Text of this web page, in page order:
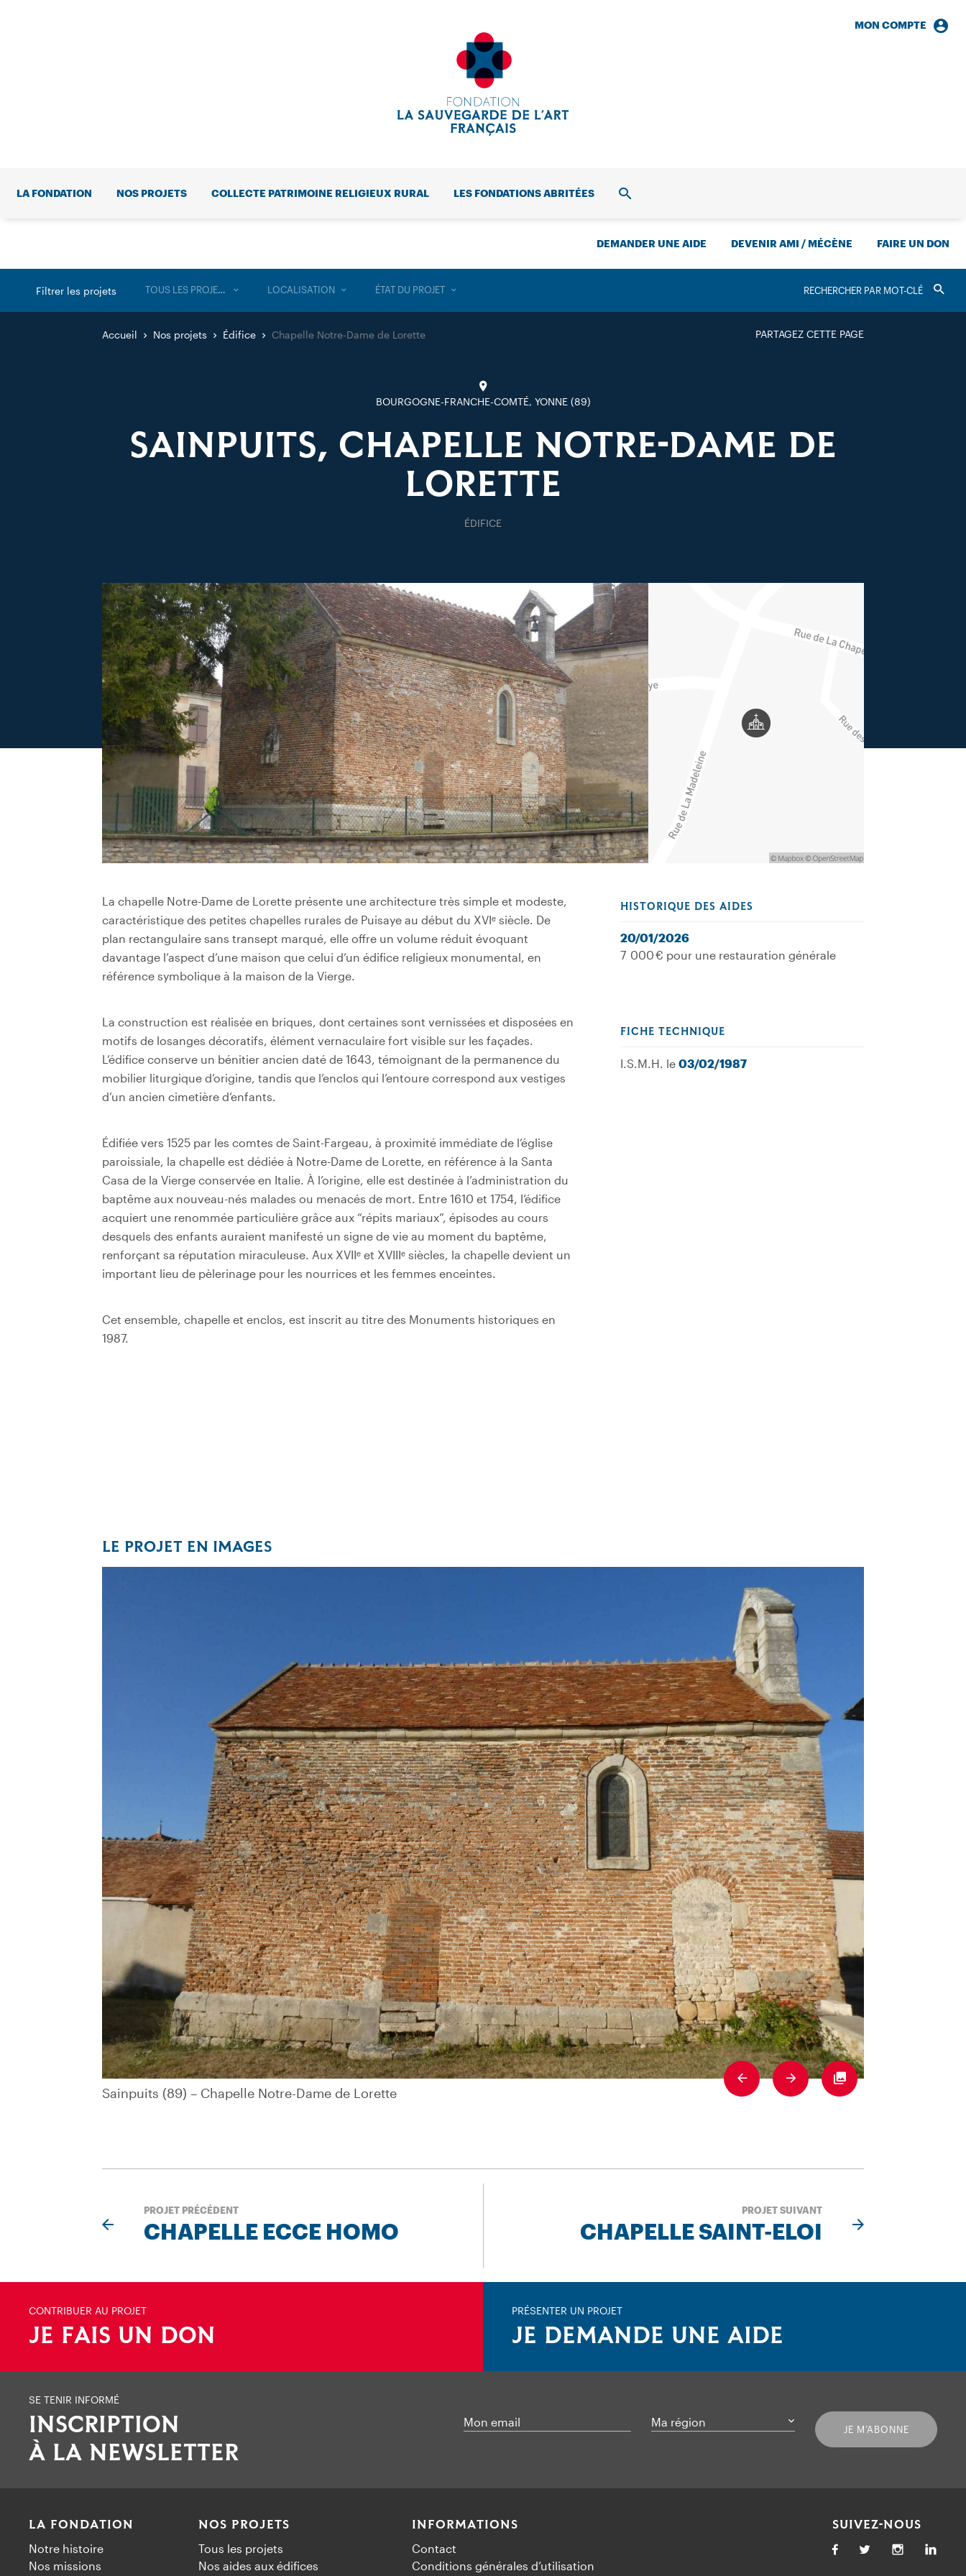
MON COMPTE
LA FONDATION NOS PROJETS COLLECTE PATRIMOINE RELIGIEUX RURAL LES FONDATIONS ABRITÉES RECHERCHE
DEMANDER UNE AIDE DEVENIR AMI / MÉCÈNE FAIRE UN DON
Filtrer les projets
Valider
TOUS LES PROJETS LOCALISATION ÉTAT DU PROJET
PARTAGEZ CETTE PAGE
Accueil Nos projets Édifice Chapelle Notre-Dame de Lorette
BOURGOGNE-FRANCHE-COMTÉ, YONNE (89)
SAINPUITS, CHAPELLE NOTRE-DAME DE
LORETTE
ÉDIFICE
La chapelle Notre-Dame de Lorette présente une architecture très simple et modeste,
caractéristique des petites chapelles rurales de Puisaye au début du XVIᵉ siècle. De
plan rectangulaire sans transept marqué, elle offre un volume réduit évoquant
davantage l’aspect d’une maison que celui d’un édifice religieux monumental, en
référence symbolique à la maison de la Vierge.
La construction est réalisée en briques, dont certaines sont vernissées et disposées en
motifs de losanges décoratifs, élément vernaculaire fort visible sur les façades.
L’édifice conserve un bénitier ancien daté de 1643, témoignant de la permanence du
mobilier liturgique d’origine, tandis que l’enclos qui l’entoure correspond aux vestiges
d’un ancien cimetière d’enfants.
Édifiée vers 1525 par les comtes de Saint-Fargeau, à proximité immédiate de l’église
paroissiale, la chapelle est dédiée à Notre-Dame de Lorette, en référence à la Santa
Casa de la Vierge conservée en Italie. À l’origine, elle est destinée à l’administration du
baptême aux nouveau-nés malades ou menacés de mort. Entre 1610 et 1754, l’édifice
acquiert une renommée particulière grâce aux “répits mariaux”, épisodes au cours
desquels des enfants auraient manifesté un signe de vie au moment du baptême,
renforçant sa réputation miraculeuse. Aux XVIIᵉ et XVIIIᵉ siècles, la chapelle devient un
important lieu de pèlerinage pour les nourrices et les femmes enceintes.
Cet ensemble, chapelle et enclos, est inscrit au titre des Monuments historiques en
1987.
HISTORIQUE DES AIDES
20/01/2026
7 000 € pour une restauration générale
FICHE TECHNIQUE
I.S.M.H. le 03/02/1987
LE PROJET EN IMAGES
Sainpuits (89) – Chapelle Notre-Dame de Lorette
PreviousNext Fullscreen
Sainpuits (89) – Chapelle Notre-Dame de Lorette
PROJET PRÉCÉDENT
CHAPELLE ECCE HOMO
PROJET SUIVANT
CHAPELLE SAINT-ELOI
CONTRIBUER AU PROJET
JE FAIS UN DON
PRÉSENTER UN PROJET
JE DEMANDE UNE AIDE
SE TENIR INFORMÉ
INSCRIPTION
À LA NEWSLETTER
Mon email Ma région
JE M’ABONNE
LA FONDATION
Notre histoire
Nos missions
NOS PROJETS
Tous les projets
Nos aides aux édifices
INFORMATIONS
Contact
Conditions générales d’utilisation
SUIVEZ-NOUS
Facebook
Twitter